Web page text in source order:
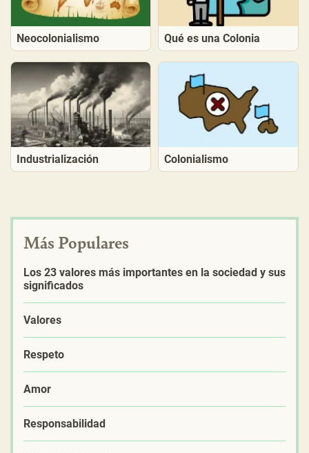
Neocolonialismo Qué es una Colonia
Industrialización Colonialismo
Más Populares
Los 23 valores más importantes en la sociedad y sus
significados
Valores
Respeto
Amor
Responsabilidad